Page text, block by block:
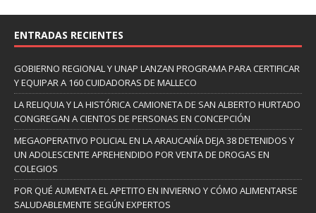
ENTRADAS RECIENTES
GOBIERNO REGIONAL Y UNAP LANZAN PROGRAMA PARA CERTIFICAR
Y EQUIPAR A 160 CUIDADORAS DE MALLECO
LA RELIQUIA Y LA HISTÓRICA CAMIONETA DE SAN ALBERTO HURTADO
CONGREGAN A CIENTOS DE PERSONAS EN CONCEPCIÓN
MEGAOPERATIVO POLICIAL EN LA ARAUCANÍA DEJA 38 DETENIDOS Y
UN ADOLESCENTE APREHENDIDO POR VENTA DE DROGAS EN
COLEGIOS
POR QUÉ AUMENTA EL APETITO EN INVIERNO Y CÓMO ALIMENTARSE
SALUDABLEMENTE SEGÚN EXPERTOS